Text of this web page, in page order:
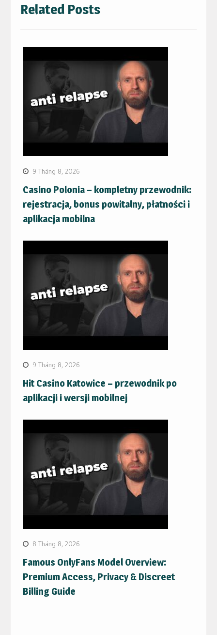
Related Posts
9 Tháng 8, 2026
Casino Polonia – kompletny przewodnik:
rejestracja, bonus powitalny, płatności i
aplikacja mobilna
9 Tháng 8, 2026
Hit Casino Katowice – przewodnik po
aplikacji i wersji mobilnej
8 Tháng 8, 2026
Famous OnlyFans Model Overview:
Premium Access, Privacy & Discreet
Billing Guide